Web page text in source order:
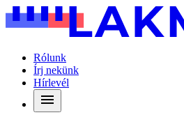
Rólunk
Írj nekünk
Hírlevél